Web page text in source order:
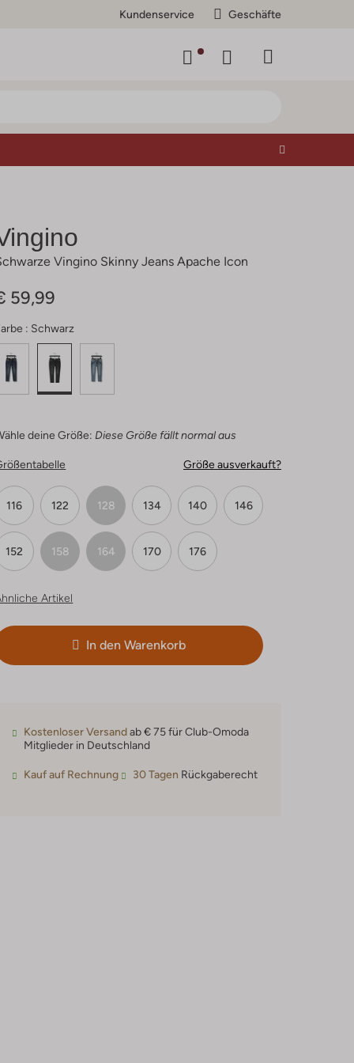
Kundenservice Geschäfte
Vingino Skinny Jeans Apache Icon
59,99
: Schwarz
deine Größe: Diese Größe fällt normal aus
Größe ausverkauft?
116 122 128 134 140 146
152 158 164 170 176
Artikel
In den Warenkorb
Kostenloser Versandab € 75 für Club-Omoda
Mitglieder in Deutschland
Kauf auf Rechnung 30 Tagen Rückgaberecht